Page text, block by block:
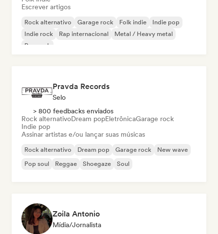
Escrever artigos
Rock alternativo Garage rock Folk indie
Indie pop
Indie rock
Rap internacional
Metal / Heavy metal
Pop rock
Pravda Records
Selo
> 800 feedbacks enviados
Rock alternativoDream popEletrônicaGarage rock
Indie pop
Assinar artistas e/ou lançar suas músicas
Rock alternativo Dream pop Garage rock
New wave
Pop soul
Reggae Shoegaze Soul
Zoila Antonio
Mídia/Jornalista